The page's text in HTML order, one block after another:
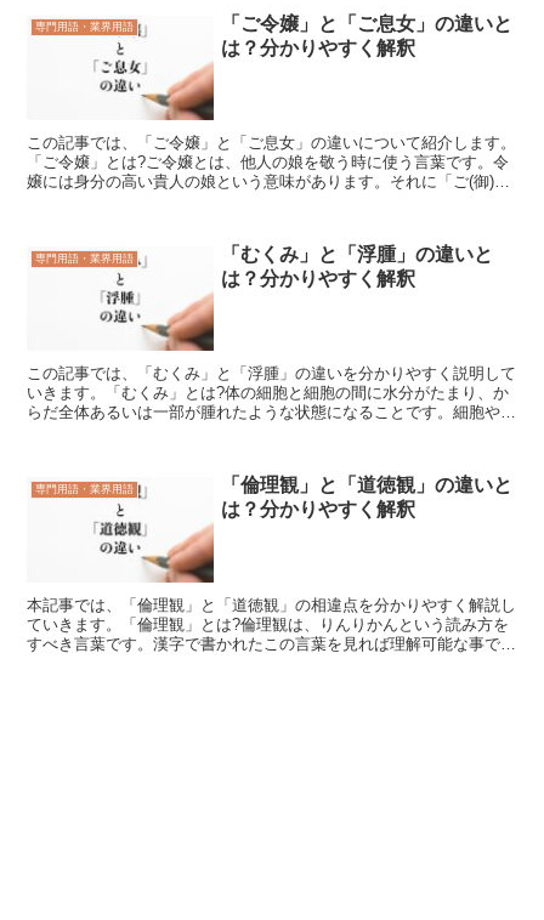
専門用語・業界用語
「ご令嬢」と「ご息女」の違いと
は？分かりやすく解釈
この記事では、「ご令嬢」と「ご息女」の違いについて紹介します。
「ご令嬢」とは?ご令嬢とは、他人の娘を敬う時に使う言葉です。令
嬢には身分の高い貴人の娘という意味があります。それに「ご(御)」
専門用語・業界用語
「むくみ」と「浮腫」の違いと
は？分かりやすく解釈
この記事では、「むくみ」と「浮腫」の違いを分かりやすく説明して
いきます。「むくみ」とは?体の細胞と細胞の間に水分がたまり、か
らだ全体あるいは一部が腫れたような状態になることです。細胞や細
専門用語・業界用語
「倫理観」と「道徳観」の違いと
は？分かりやすく解釈
本記事では、「倫理観」と「道徳観」の相違点を分かりやすく解説し
ていきます。「倫理観」とは?倫理観は、りんりかんという読み方を
すべき言葉です。漢字で書かれたこの言葉を見れば理解可能な事でし